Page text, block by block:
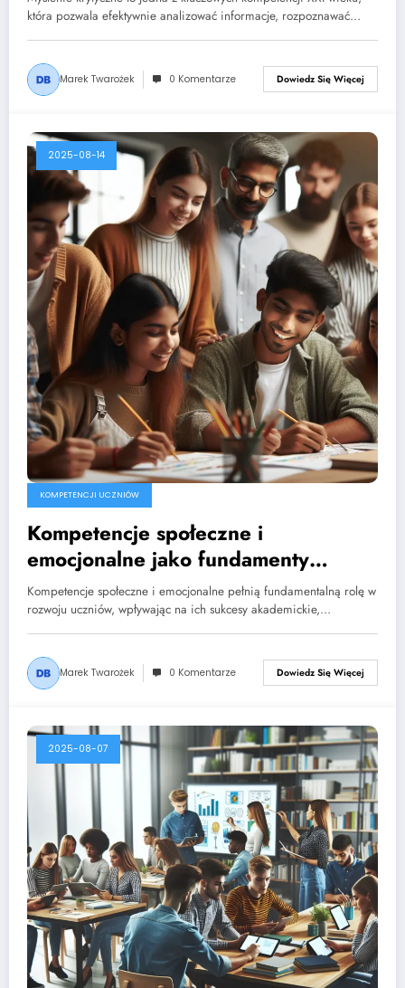
która pozwala efektywnie analizować informacje, rozpoznawać…
Marek Twarożek 0 Komentarze Dowiedz Się Więcej
2025-08-14
KOMPETENCJI UCZNIÓW
Kompetencje społeczne i
emocjonalne jako fundamenty
sukcesu ucznia
Kompetencje społeczne i emocjonalne pełnią fundamentalną rolę w
rozwoju uczniów, wpływając na ich sukcesy akademickie,…
Marek Twarożek 0 Komentarze Dowiedz Się Więcej
2025-08-07